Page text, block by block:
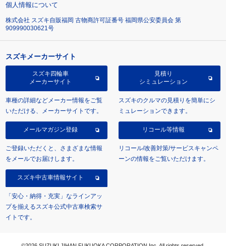
個人情報について
株式会社 スズキ自販福岡 古物商許可証番号 福岡県公安委員会 第
909990030621号
スズキメーカーサイト
スズキ四輪車
メーカーサイト
車種の詳細などメーカー情報をご覧
いただける、メーカーサイトです。
見積り
シミュレーション
スズキのクルマの見積りを簡単にシ
ミュレーションできます。
メールマガジン登録
ご登録いただくと、さまざまな情報
をメールでお届けします。
リコール等情報
リコール/改善対策/サービスキャンペ
ーンの情報をご覧いただけます。
スズキ中古車情報サイト
「安心・納得・充実」なラインアッ
プを揃えるスズキ公式中古車検索サ
イトです。